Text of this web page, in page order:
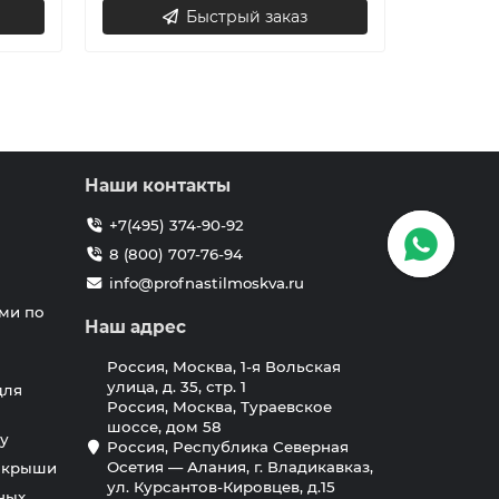
Быстрый заказ
по
крыши
Наши контакты
+7(495) 374-90-92
8 (800) 707-76-94
info@profnastilmoskva.ru
Наш адрес
Россия, Москва, 1-я Вольская
улица, д. 35, стр. 1
Россия, Москва, Тураевское
шоссе, дом 58
Россия, Республика Северная
Осетия — Алания, г. Владикавказ,
ул. Курсантов-Кировцев, д.15